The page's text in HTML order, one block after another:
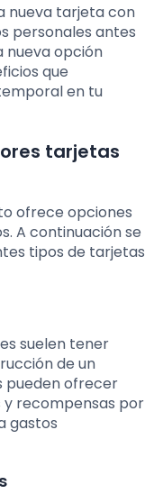
nueva tarjeta con
personales antes
nueva opción
que
en tu
tarjetas
ofrece opciones
A continuación se
tipos de tarjetas
suelen tener
de un
pueden ofrecer
y recompensas por
gastos